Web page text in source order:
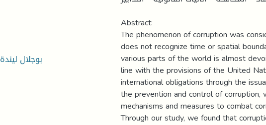
 لعجيني أشواق  بوجلال ليندة
Abstract:
The phenomenon of corruption was
does not recognize time or spatial
various parts of the world is almost
line with the provisions of the United
international obligations through the
the prevention and control of corruption,
mechanisms and measures to combat
Through our study, we found that